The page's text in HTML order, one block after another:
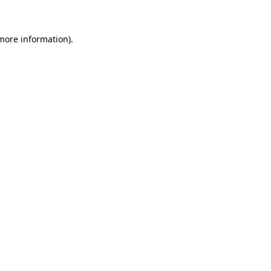
information).